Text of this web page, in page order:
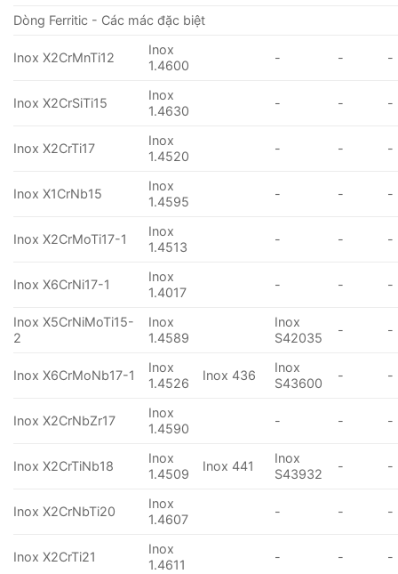
Dòng Ferritic - Các mác đặc biệt
Inox X2CrMnTi12
Inox
1.4600
- - -
Inox X2CrSiTi15
Inox
1.4630
- - -
Inox X2CrTi17
Inox
1.4520
- - -
Inox X1CrNb15
Inox
1.4595
- - -
Inox X2CrMoTi17-1
Inox
1.4513
- - -
Inox X6CrNi17-1
Inox
1.4017
- - -
Inox X5CrNiMoTi15-
2
Inox
1.4589
Inox
S42035
- -
Inox X6CrMoNb17-1
Inox
1.4526
Inox 436
Inox
S43600
- -
Inox X2CrNbZr17
Inox
1.4590
- - -
Inox X2CrTiNb18
Inox
1.4509
Inox 441
Inox
S43932
- -
Inox X2CrNbTi20
Inox
1.4607
- - -
Inox X2CrTi21
Inox
1.4611
- - -